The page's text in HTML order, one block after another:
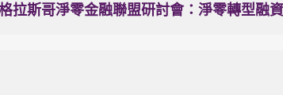
拉斯哥淨零金融聯盟研討會：淨零轉型融資